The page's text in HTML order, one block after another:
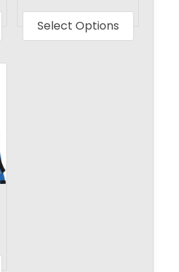
product
has
multiple
be
chosen
Select Options
has